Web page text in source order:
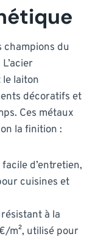
champions du
le laiton
décoratifs et
Ces métaux
la finition :
d’entretien,
cuisines et
à la
m², utilisé pour